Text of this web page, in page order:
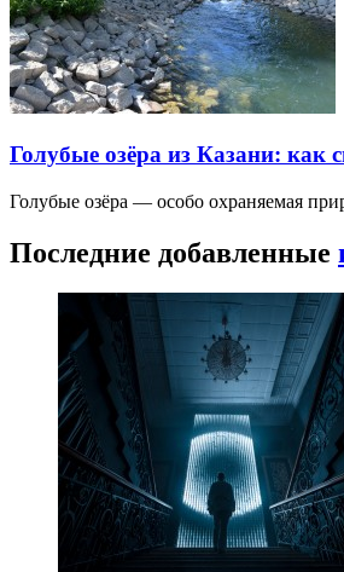
Голубые озёра из Казани: как
Голубые озёра — особо охраняемая
Последние добавленные